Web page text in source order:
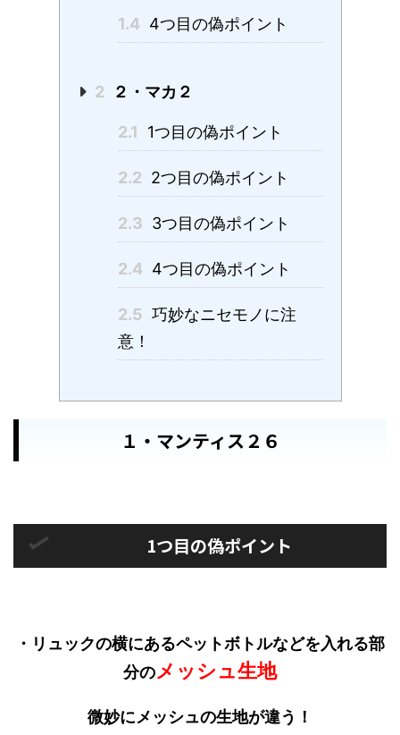
1.4 4つ目の偽ポイント
2 ２・マカ２
2.1 1つ目の偽ポイント
2.2 2つ目の偽ポイント
2.3 3つ目の偽ポイント
2.4 4つ目の偽ポイント
2.5 巧妙なニセモノに注
意！
１・マンティス２６
1つ目の偽ポイント
・リュックの横にあるペットボトルなどを入れる部
分のメッシュ生地
微妙にメッシュの生地が違う！